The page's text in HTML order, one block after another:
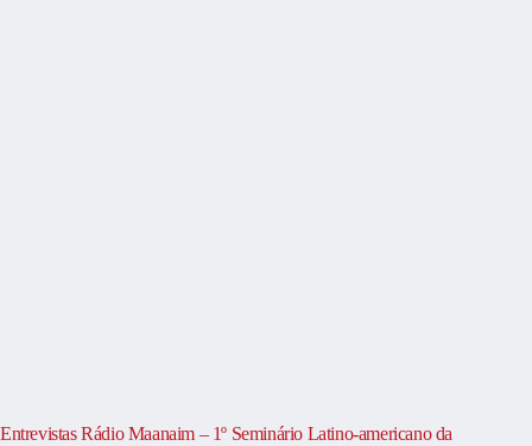
Entrevistas Rádio Maanaim – 1º Seminário Latino-americano da